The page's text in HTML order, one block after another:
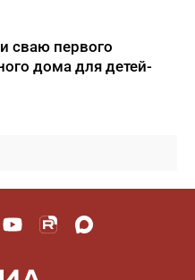
сваю первого
дома для детей-